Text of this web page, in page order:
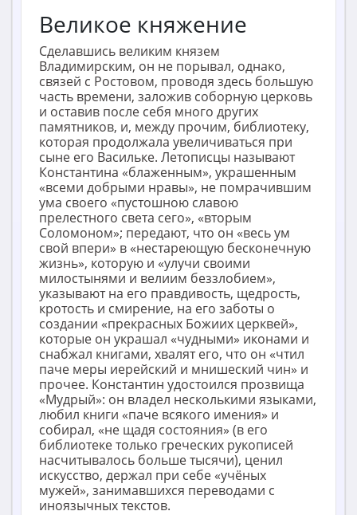
Великое княжение
Сделавшись великим князем
Владимирским, он не порывал, однако,
связей с Ростовом, проводя здесь большую
часть времени, заложив соборную церковь
и оставив после себя много других
памятников, и, между прочим, библиотеку,
которая продолжала увеличиваться при
сыне его Васильке. Летописцы называют
Константина «блаженным», украшенным
«всеми добрыми нравы», не помрачившим
ума своего «пустошною славою
прелестного света сего», «вторым
Соломоном»; передают, что он «весь ум
свой впери» в «нестареющую бесконечную
жизнь», которую и «улучи своими
милостынями и велиим беззлобием»,
указывают на его правдивость, щедрость,
кротость и смирение, на его заботы о
создании «прекрасных Божиих церквей»,
которые он украшал «чудными» иконами и
снабжал книгами, хвалят его, что он «чтил
паче меры иерейский и мнишеский чин» и
прочее. Константин удостоился прозвища
«Мудрый»: он владел несколькими языками,
любил книги «паче всякого имения» и
собирал, «не щадя состояния» (в его
библиотеке только греческих рукописей
насчитывалось больше тысячи), ценил
искусство, держал при себе «учёных
мужей», занимавшихся переводами с
иноязычных текстов.